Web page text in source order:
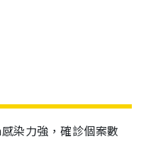
染力強，確診個案數